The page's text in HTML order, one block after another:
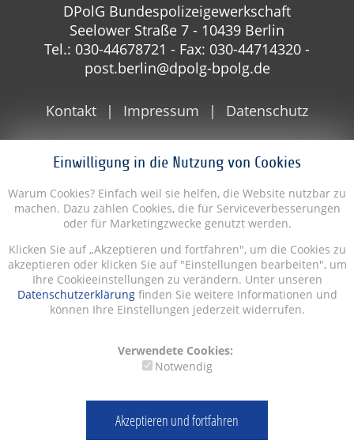
Einwilligung in die Nutzung von Cookies
Warum Cookies? Einfach weil sie helfen, die Website nutzbar zu
machen. Dazu zählen Cookies, die für Serviceverbesserungen
oder für Marketingzwecke genutzt werden.
Klicken Sie auf „Akzeptieren und fortfahren", um die Cookies zu
akzeptieren oder klicken Sie auf "Einstellungen bearbeiten", um
Ihre Cookieeinstellungen zu verändern. Unter unseren
Datenschutzerklärungfinden Sie weitere Informationen und
können Ihre Einstellungen jederzeit widerrufen.
Verwendete Cookies:
Notwendig
Akzeptieren und fortfahren
DPolG Bundespolizeigewerkschaft
Seelower Straße 7 - 10439 Berlin
Tel.: 030-44678721 - Fax: 030-44714320 -
post.berlin@dpolg-bpolg.de
Kontakt Impressum Datenschutz